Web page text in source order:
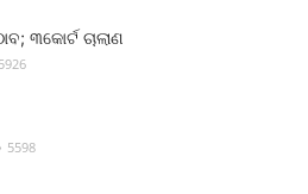
୩କୋର୍ଟ ଚାଲାଣ
5926
5598